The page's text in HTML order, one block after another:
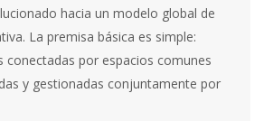
hacia un modelo global de
La premisa básica es simple:
conectadas por espacios comunes
y gestionadas conjuntamente por